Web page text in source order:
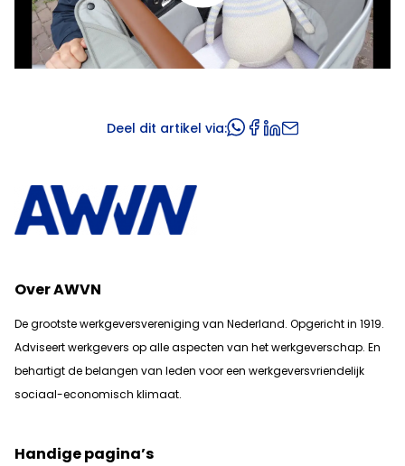
Deel dit artikel via:
Over AWVN
De grootste werkgeversvereniging van Nederland. Opgericht in 1919.
Adviseert werkgevers op alle aspecten van het werkgeverschap. En
behartigt de belangen van leden voor een werkgeversvriendelijk
sociaal-economisch klimaat.
Handige pagina’s